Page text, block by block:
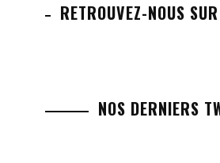
RETROUVEZ-NOUS
NOS DERNIERS